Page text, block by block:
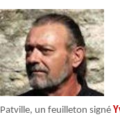
Patville, un feuilleton signé